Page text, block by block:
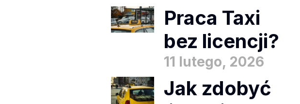
Praca Taxi
bez licencji?
11 lutego, 2026
Jak zdobyć